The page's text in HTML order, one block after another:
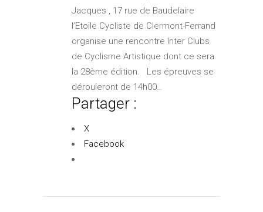
Jacques , 17 rue de Baudelaire
l’Etoile Cycliste de Clermont-Ferrand
organise une rencontre Inter Clubs
de Cyclisme Artistique dont ce sera
la 28ème édition. Les épreuves se
dérouleront de 14h00…
Partager :
X
Facebook